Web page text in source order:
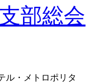
部総会
ル・メトロポリタ